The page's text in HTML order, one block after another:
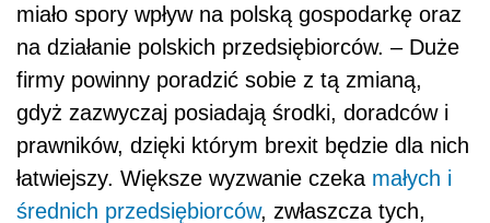
miało spory wpływ na polską gospodarkę oraz
na działanie polskich przedsiębiorców. – Duże
firmy powinny poradzić sobie z tą zmianą,
gdyż zazwyczaj posiadają środki, doradców i
prawników, dzięki którym brexit będzie dla nich
łatwiejszy. Większe wyzwanie czeka małych i
średnich przedsiębiorców, zwłaszcza tych,